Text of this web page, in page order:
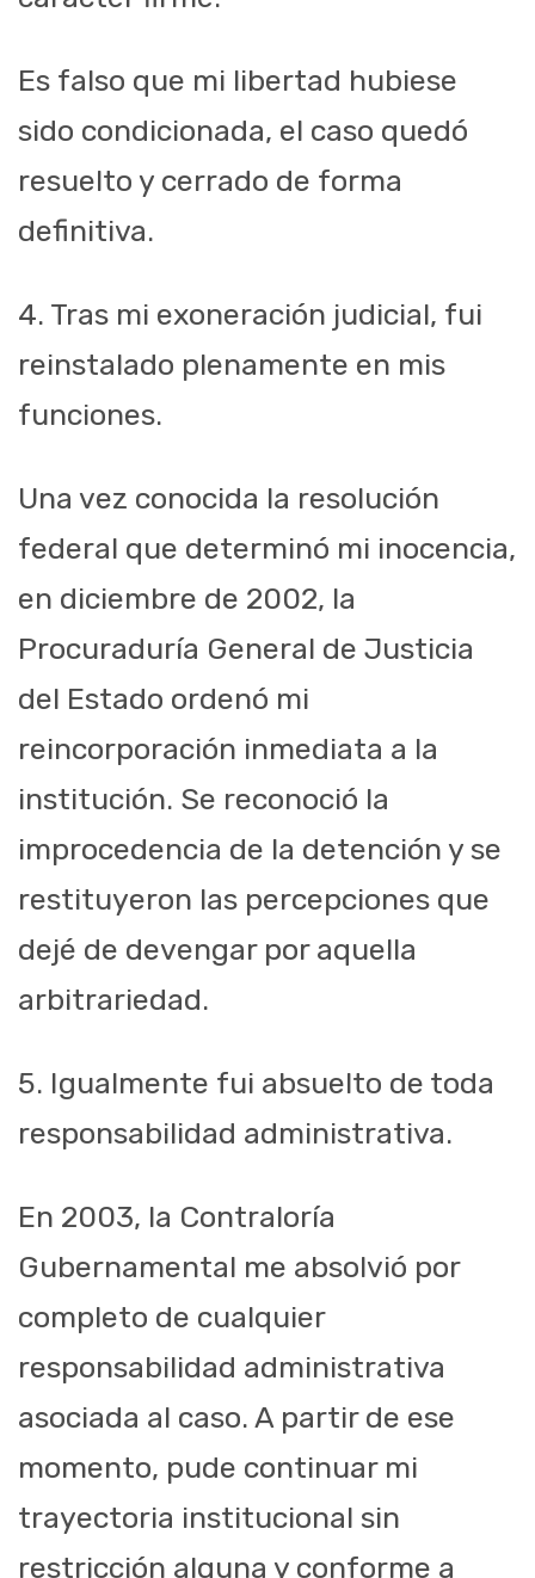
Es falso que mi libertad hubiese
sido condicionada, el caso quedó
resuelto y cerrado de forma
definitiva.
4. Tras mi exoneración judicial, fui
reinstalado plenamente en mis
funciones.
Una vez conocida la resolución
federal que determinó mi inocencia,
en diciembre de 2002, la
Procuraduría General de Justicia
del Estado ordenó mi
reincorporación inmediata a la
institución. Se reconoció la
improcedencia de la detención y se
restituyeron las percepciones que
dejé de devengar por aquella
arbitrariedad.
5. Igualmente fui absuelto de toda
responsabilidad administrativa.
En 2003, la Contraloría
Gubernamental me absolvió por
completo de cualquier
responsabilidad administrativa
asociada al caso. A partir de ese
momento, pude continuar mi
trayectoria institucional sin
restricción alguna y conforme a